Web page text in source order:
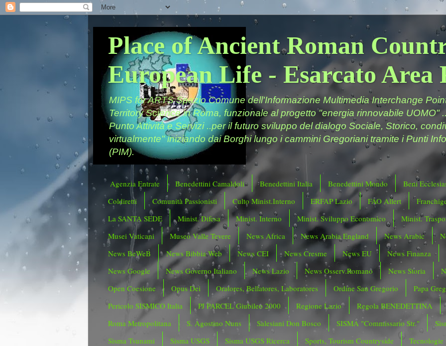
Place of Ancient Roman
European Life - Esarcato Area
MIPS for ARTS Spazio Comune dell'Informazione Multimedia Interchange
Territory Science in Roma, funzionale al progetto "energia rinnovabile UOMO"
Punto Attività e Servizi ..per il futuro sviluppo del dialogo Sociale, Storico,
virtualmente" iniziando dai Borghi lungo i cammini Gregoriani tramite i Punti
(PIM).
Agenzia Entrate Benedettini Camaldoli Benedettini Italia Benedettini Mondo
Beni
Coldiretti
Comunità Passionisti Culto Minist.Interno ERFAP Lazio FAO Allert
La SANTA SEDE
Minist. Difesa Minist. Interno Minist. Sviluppo Economico
Minist.
Musei Vaticani
Museo Valle Tevere News Africa News Arabia England News Arabic
News BeWeB
News Bibbia Web News CEI News Cresme News EU
News Finanza
News Google
News Governo Italiano News Lazio News Osserv.Romano News Storia
Open Coesione
Opus Dei Oratores, Bellatores, Laboratores Ordine San Gregorio
Papa
Pericolo SISMICO Italia
PJ PARCEL Giubileo 2000 Regione Lazio
Regola BENEDETTINA
Roma Metropolitana
S. Agostino Nuns Salesiani Don Bosco SISMA "Commissario Str."
Sisma Tsunami
Sisma USGS Sisma USGS Ricerca Sports, Tourism Countryside
Tecnologie